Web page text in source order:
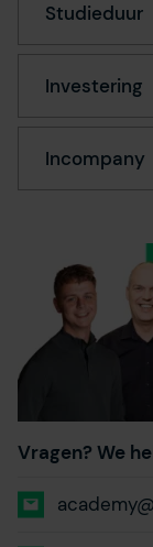
Studieduur
Investering
Incompany
Vragen? We